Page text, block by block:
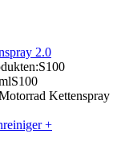
2.0
Kettenspray